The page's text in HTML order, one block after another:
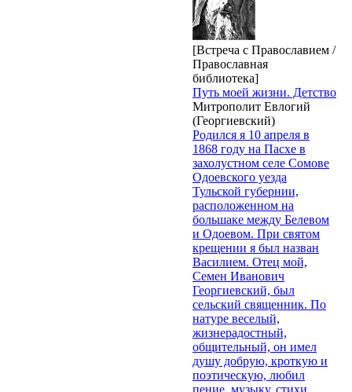
[Встреча с Православием /
Православная
библиотека]
Путь моей жизни. Детство
Митрополит Евлогий
(Георгиевский)
Родился я 10 апреля в
1868 году на Пасхе в
захолустном селе Сомове
Одоевского уезда
Тульской губернии,
расположенном на
большаке между Белевом
и Одоевом. При святом
крещении я был назван
Василием. Отец мой,
Семен Иванович
Георгиевский, был
сельский священник. По
натуре веселый,
жизнерадостный,
общительный, он имел
душу добрую, кроткую и
поэтическую, любил
пение, музыку, стихи…